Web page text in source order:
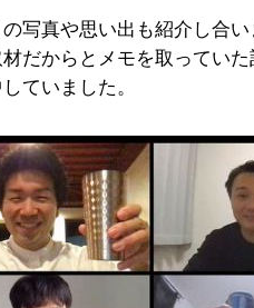
写真や思い出も紹介し合
だからとメモを取ってい
ていました。